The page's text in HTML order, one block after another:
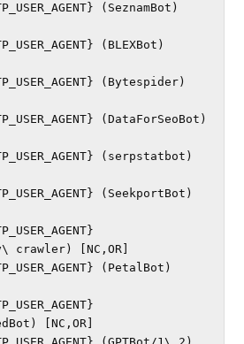
(SeznamBot)
(BLEXBot)
(Bytespider)
(DataForSeoBot)
(serpstatbot)
(SeekportBot)
crawler) [NC,OR]
(PetalBot)
[NC,OR]